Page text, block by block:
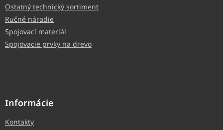
Ostatný technický sortiment
Ručné náradie
Spojovací materiál
Spojovacie prvky na drevo
Informácie
Kontakty